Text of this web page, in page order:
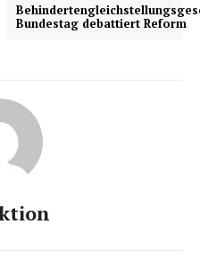
Bundestag debattiert Reform